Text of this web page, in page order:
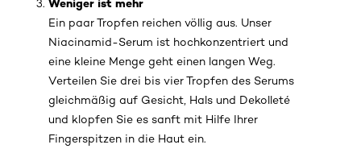
Weniger ist mehr
Ein paar Tropfen reichen völlig aus. Unser
Niacinamid-Serum ist hochkonzentriert und
eine kleine Menge geht einen langen Weg.
Verteilen Sie drei bis vier Tropfen des Serums
gleichmäßig auf Gesicht, Hals und Dekolleté
und klopfen Sie es sanft mit Hilfe Ihrer
Fingerspitzen in die Haut ein.